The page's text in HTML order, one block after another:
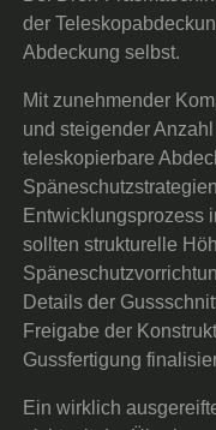
der
Abdeckung selbst.
Mit zunehmender
und steigender
teleskopierbare
Entwicklungsprozess
sollten strukturelle
Details der
Freigabe der
Gussfertigung
Ein wirklich